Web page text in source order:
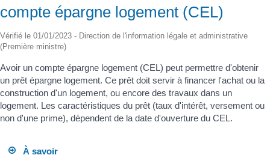
compte épargne logement (CEL)
Vérifié le 01/01/2023 - Direction de l'information légale et administrative
(Première ministre)
Avoir un compte épargne logement (CEL) peut permettre d'obtenir
un prêt épargne logement. Ce prêt doit servir à financer l'achat ou la
construction d'un logement, ou encore des travaux dans un
logement. Les caractéristiques du prêt (taux d'intérêt, versement ou
non d'une prime), dépendent de la date d'ouverture du CEL.
À savoir